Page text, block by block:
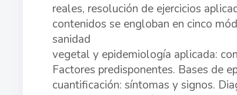
reales, resolución de ejercicios
contenidos se engloban en cinco
sanidad
vegetal y epidemiología aplicada:
Factores predisponentes. Bases de
cuantificación: síntomas y signos.